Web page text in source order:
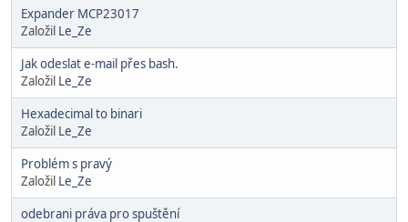
Expander MCP23017
Založil Le_Ze
Jak odeslat e-mail přes bash.
Založil Le_Ze
Hexadecimal to binari
Založil Le_Ze
Problém s pravý
Založil Le_Ze
odebrani práva pro spuštění